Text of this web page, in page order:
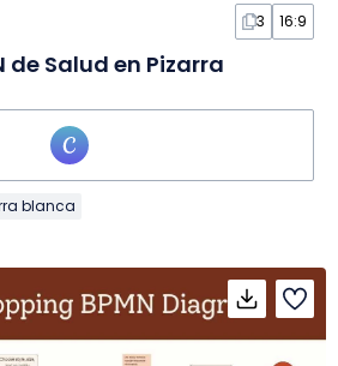
3 16:9
de Salud en Pizarra
blanca